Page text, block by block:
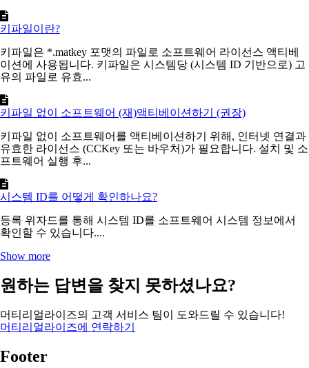
키파일이란?
키파일은 *.matkey 포맷의 파일로 소프트웨어 라이선스 액티베
이션에 사용됩니다. 키파일은 시스템당 (시스템 ID 기반으로) 고
유의 파일로 유효...
키파일 없이 소프트웨어 (재)액티베이션하기 (권장)
키파일 없이 소프트웨어를 액티베이션하기 위해, 인터넷 연결과
유효한 라이선스 (CCKey 또는 바우처)가 필요합니다. 설치 및 소
프트웨어 실행 후...
시스템 ID를 어떻게 확인하나요?
등록 위자드를 통해 시스템 ID를 소프트웨어 시스템 정보에서
확인할 수 있습니다....
Show more
원하는 답변을 찾지 못하셨나요?
머티리얼라이즈의 고객 서비스 팀이 도와드릴 수 있습니다!
머티리얼라이즈에 연락하기
Footer